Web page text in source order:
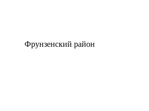
Фрунзенский район